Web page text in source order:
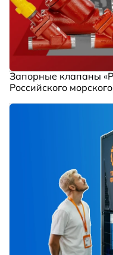
Запорные клапаны
Российского